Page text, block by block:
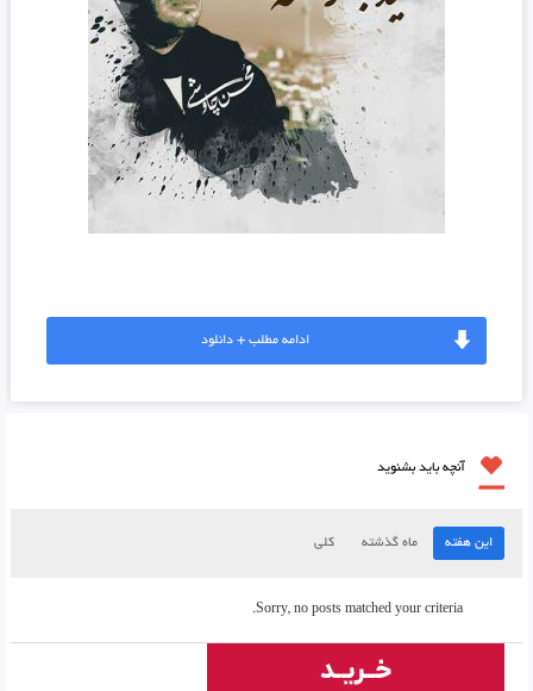
ادامه مطلب + دانلود
آنچه باید بشنوید
این هفته ماه گذشته کلی
Sorry, no posts matched your criteria.